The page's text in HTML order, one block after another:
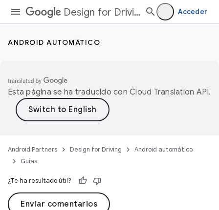
Design for Driving Acceder
ANDROID AUTOMÁTICO
Esta página se ha traducido con Cloud Translation API.
Android Partners Design for Driving
Android automático
Guías
¿Te ha resultado útil?
Enviar comentarios